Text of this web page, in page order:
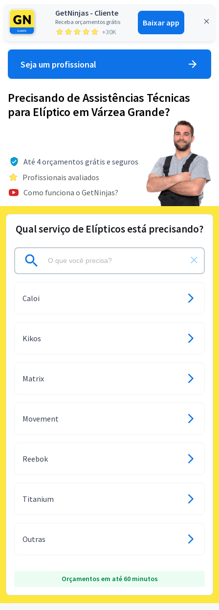
GetNinjas - Cliente
Receba orçamentos grátis
+30K
Baixar app
Entrar
Seja um profissional
Precisando de Assistências Técnicas
para Elíptico em Várzea Grande?
Até 4 orçamentos grátis e seguros
Profissionais avaliados
Como funciona o GetNinjas?
Qual serviço de Elípticos está precisando?
Caloi
Kikos
Matrix
Movement
Reebok
Titanium
Outras
Orçamentos em até 60 minutos